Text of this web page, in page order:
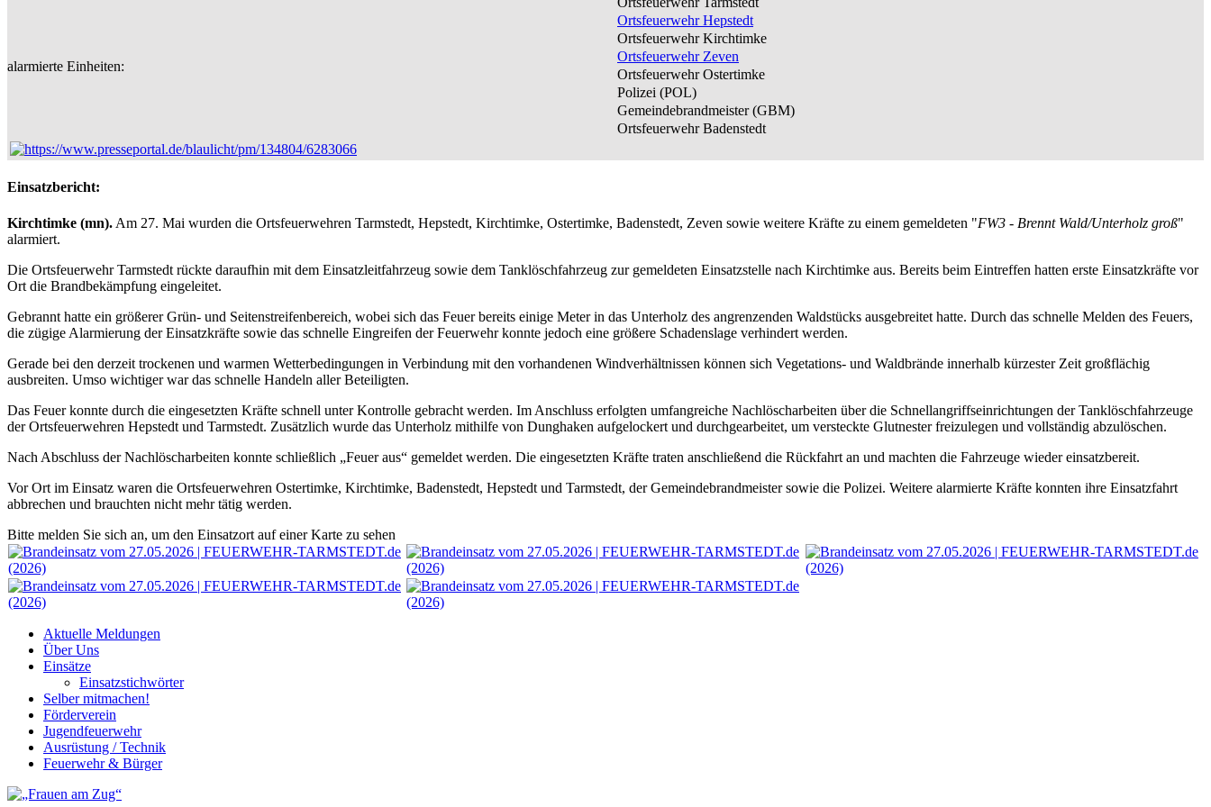
alarmierte Einheiten:
Ortsfeuerwehr Hepstedt
Ortsfeuerwehr Kirchtimke
Ortsfeuerwehr Zeven
Ortsfeuerwehr Ostertimke
Polizei (POL)
Gemeindebrandmeister (GBM)
Ortsfeuerwehr Badenstedt
Einsatzbericht:
Kirchtimke (mn). Am 27. Mai wurden die Ortsfeuerwehren Tarmstedt, Hepstedt, Kirchtimke, Ostertimke, Badenstedt, Zeven sowie weitere Kräfte zu einem gemeldeten "FW3 - Brennt Wald/Unterholz groß"
alarmiert.
Die Ortsfeuerwehr Tarmstedt rückte daraufhin mit dem Einsatzleitfahrzeug sowie dem Tanklöschfahrzeug zur gemeldeten Einsatzstelle nach Kirchtimke aus. Bereits beim Eintreffen hatten erste Einsatzkräfte vor
Ort die Brandbekämpfung eingeleitet.
Gebrannt hatte ein größerer Grün- und Seitenstreifenbereich, wobei sich das Feuer bereits einige Meter in das Unterholz des angrenzenden Waldstücks ausgebreitet hatte. Durch das schnelle Melden des Feuers,
die zügige Alarmierung der Einsatzkräfte sowie das schnelle Eingreifen der Feuerwehr konnte jedoch eine größere Schadenslage verhindert werden.
Gerade bei den derzeit trockenen und warmen Wetterbedingungen in Verbindung mit den vorhandenen Windverhältnissen können sich Vegetations- und Waldbrände innerhalb kürzester Zeit großflächig
ausbreiten. Umso wichtiger war das schnelle Handeln aller Beteiligten.
Das Feuer konnte durch die eingesetzten Kräfte schnell unter Kontrolle gebracht werden. Im Anschluss erfolgten umfangreiche Nachlöscharbeiten über die Schnellangriffseinrichtungen der Tanklöschfahrzeuge
der Ortsfeuerwehren Hepstedt und Tarmstedt. Zusätzlich wurde das Unterholz mithilfe von Dunghaken aufgelockert und durchgearbeitet, um versteckte Glutnester freizulegen und vollständig abzulöschen.
Nach Abschluss der Nachlöscharbeiten konnte schließlich „Feuer aus“ gemeldet werden. Die eingesetzten Kräfte traten anschließend die Rückfahrt an und machten die Fahrzeuge wieder einsatzbereit.
Vor Ort im Einsatz waren die Ortsfeuerwehren Ostertimke, Kirchtimke, Badenstedt, Hepstedt und Tarmstedt, der Gemeindebrandmeister sowie die Polizei. Weitere alarmierte Kräfte konnten ihre Einsatzfahrt
abbrechen und brauchten nicht mehr tätig werden.
Bitte melden Sie sich an, um den Einsatzort auf einer Karte zu sehen
Aktuelle Meldungen
Über Uns
Einsätze
Einsatzstichwörter
Selber mitmachen!
Förderverein
Jugendfeuerwehr
Ausrüstung / Technik
Feuerwehr & Bürger